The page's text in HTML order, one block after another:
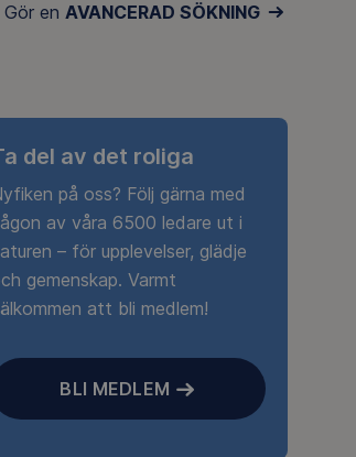
en AVANCERAD SÖKNING
del av det roliga
på oss? Följ gärna med
av våra 6500 ledare ut i
– för upplevelser, glädje
gemenskap. Varmt
att bli medlem!
BLI MEDLEM